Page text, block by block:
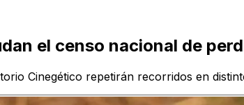
el censo nacional de
Cinegético repetirán recorridos en